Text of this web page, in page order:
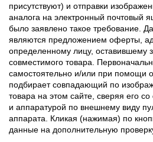
присутствуют) и отправки
аналога на электронный почтовый
было заявлено такое требование.
являются предложением оферты,
определенному лицу, оставившему
совместимого товара.
самостоятельно и/или при помощи
подбирает совпадающий по
товара на этом сайте, сверяя его
и аппаратурой по внешнему виду
аппарата. Кликая (нажимая) по
данные на дополнительную